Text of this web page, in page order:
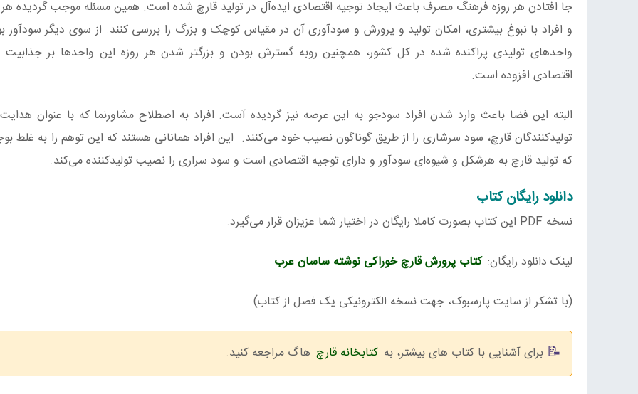
جا افتادن هر روزه فرهنگ مصرف باعث ایجاد توجیه اقتصادی ایده‌آل در تولید قارچ شده است. همین مسئله موجب گردیده هر
و افراد با نبوغ بیشتری، امکان تولید و پرورش و سود‌آوری آن در مقیاس کوچک و بزرگ را بررسی کنند. از سوی دیگر سودآور
واحد‌های تولیدی پراکنده شده در کل کشور، همچنین روبه گسترش بودن و بزرگتر شدن هر روزه این واحدها بر جذابیت
اقتصادی افزوده است.
البته این فضا باعث وارد شدن افراد سودجو به این عرصه نیز گردیده آست. افراد به اصطلاح مشاورنما که با عنوان
تولیدکنندگان قارچ، سود سرشاری را از طریق گوناگون نصیب خود می‌کنند. این افراد همانانی هستند که این توهم را به غلط
که تولید قارچ به هرشکل و شیوه‌ای سود‌آور و دارای توجیه اقتصادی است و سود سراری را نصیب تولیدکننده می‌کند.
دانلود رایگان کتاب
نسخه PDF این کتاب بصورت کاملا رایگان در اختیار شما عزیزان قرار می‌گیرد.
لینک دانلود رایگان: کتاب پرورش قارچ خوراکی نوشته ساسان عرب
(با تشکر از سایت پارسبوک، جهت نسخه الکترونیکی یک فصل از کتاب)
برای آشنایی با کتاب های بیشتر، به کتابخانه قارچ هاگ مراجعه کنید.